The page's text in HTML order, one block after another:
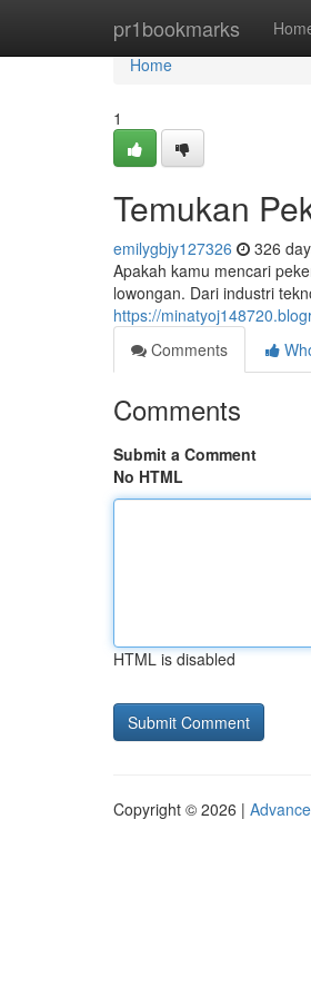
pr1bookmarks
Home
Home
1
Temukan
emilygbjy127326 326
Apakah kamu mencari
lowongan. Dari industri
https://
Comments
Comments
Submit a Comment
No HTML
HTML is disabled
Copyright © 2026 |